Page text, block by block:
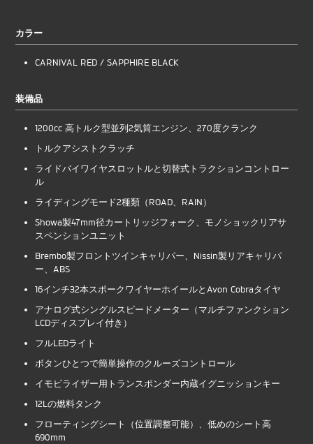
カラー
CARNIVAL RED / SAPPHIRE BLACK
装備品
1200cc 高トルク型並列2気筒エンジン、270度クランク
トルクアシストクラッチ
ライドバイワイヤスロットルと切替式トラクションコントロー
ル
ライディングモード2種類（ROAD、RAIN）
Showa製47mm径カートリッジフォーク、モノショックリアサ
スペンションユニット
Brembo製フロントツインキャリパー、Nissin製リアキャリパ
ー、ABS
16インチ32本スポークワイヤーホイールとAvon Cobraタイヤ
アナログ式シングルスピードメーター（マルチファンクション
LCDディスプレイ付き）
フルLEDライト
ボタンひとつで簡単操作のクルーズコントロール
イモビライザー用トランスポンダー内蔵イグニッションキー
12Lの燃料タンク
フローティングシート（位置調整可能）、低めのシート高
690mm